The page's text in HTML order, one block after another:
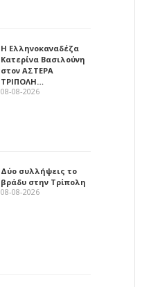
Η Ελληνοκαναδέζα
Κατερίνα Βασιλούνη
στον ΑΣΤΕΡΑ
ΤΡΙΠΟΛΗ…
08-08-2026
Δύο συλλήψεις το
βράδυ στην Τρίπολη
08-08-2026